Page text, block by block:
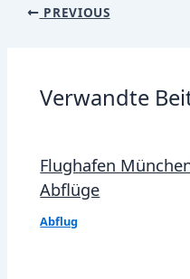
Post
PREVIOUS
Verwandte
Flughafen
Abflüge
Abflug